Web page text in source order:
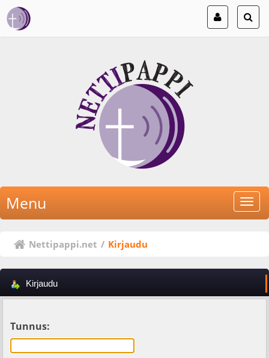
Menu
Nettipappi.net / Kirjaudu
Kirjaudu
Tunnus: